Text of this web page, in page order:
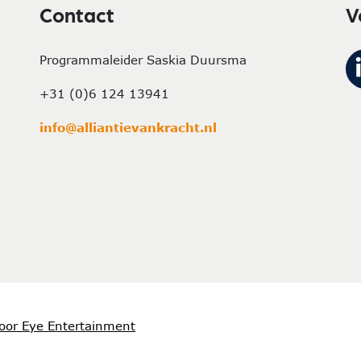
Contact
Programmaleider Saskia Duursma
+31 (0)6 124 13941
info@alliantievankracht.nl
Eye Entertainment